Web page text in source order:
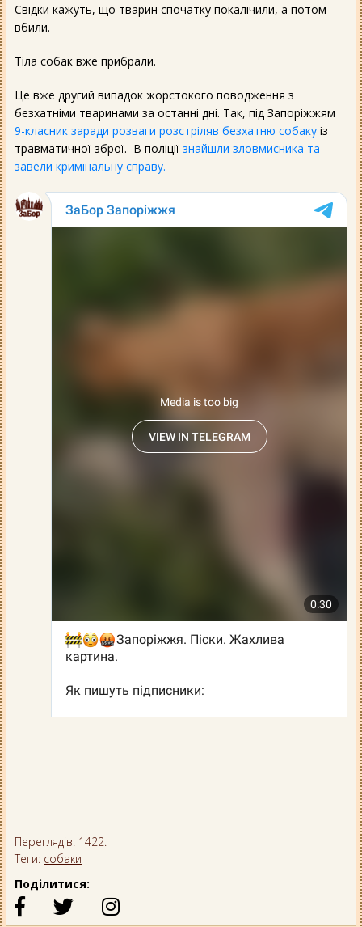
Свідки кажуть, що тварин спочатку покалічили, а потом
вбили.
Тіла собак вже прибрали.
Це вже другий випадок жорстокого поводження з
безхатніми тваринами за останні дні. Так, під Запоріжжям
9-класник заради розваги розстріляв безхатню собаку із
травматичної зброї. В поліції знайшли зловмисника та
завели кримінальну справу.
Переглядів: 1422.
Теги: собаки
Поділитися: